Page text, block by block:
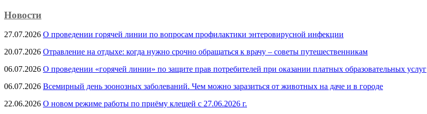
Новости
27.07.2026 О проведении горячей линии по вопросам профилактики энтеровирусной инфекции
20.07.2026 Отравление на отдыхе: когда нужно срочно обращаться к врачу – советы путешественникам
06.07.2026 О проведении «горячей линии» по защите прав потребителей при оказании платных образовательных услуг
06.07.2026 Всемирный день зоонозных заболеваний. Чем можно заразиться от животных на даче и в городе
22.06.2026 О новом режиме работы по приёму клещей с 27.06.2026 г.